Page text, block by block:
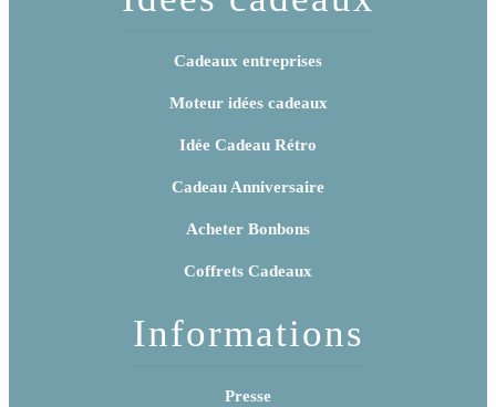
Cadeaux entreprises
Moteur idées cadeaux
Idée Cadeau Rétro
Cadeau Anniversaire
Acheter Bonbons
Coffrets Cadeaux
Informations
Presse